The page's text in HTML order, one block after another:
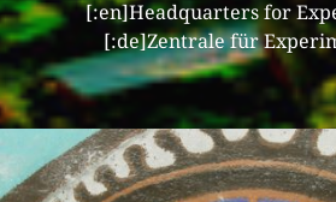
[:en]Headquarters for
[:de]Zentrale für